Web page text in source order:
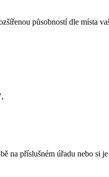
působností dle místa
na příslušném úřadu nebo si